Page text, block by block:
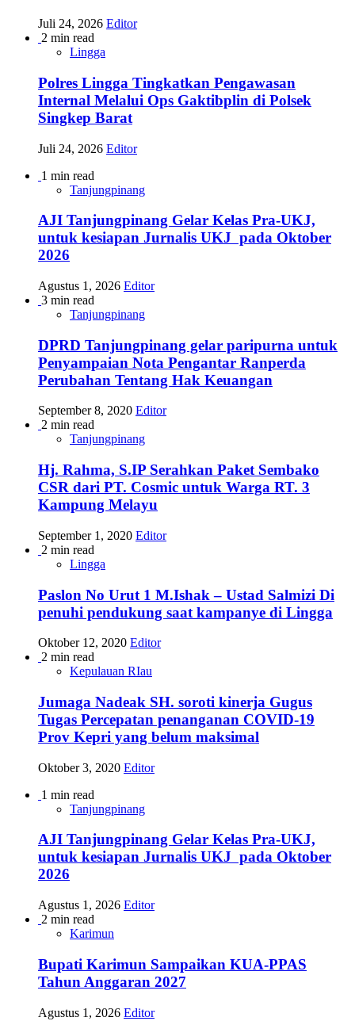
Juli 24, 2026 Editor
2 min read
Lingga
Polres Lingga Tingkatkan Pengawasan
Internal Melalui Ops Gaktibplin di Polsek
Singkep Barat
Juli 24, 2026 Editor
1 min read
Tanjungpinang
AJI Tanjungpinang Gelar Kelas Pra-UKJ,
untuk kesiapan Jurnalis UKJ pada Oktober
2026
Agustus 1, 2026 Editor
3 min read
Tanjungpinang
DPRD Tanjungpinang gelar paripurna untuk
Penyampaian Nota Pengantar Ranperda
Perubahan Tentang Hak Keuangan
September 8, 2020 Editor
2 min read
Tanjungpinang
Hj. Rahma, S.IP Serahkan Paket Sembako
CSR dari PT. Cosmic untuk Warga RT. 3
Kampung Melayu
September 1, 2020 Editor
2 min read
Lingga
Paslon No Urut 1 M.Ishak – Ustad Salmizi Di
penuhi pendukung saat kampanye di Lingga
Oktober 12, 2020 Editor
2 min read
Kepulauan RIau
Jumaga Nadeak SH. soroti kinerja Gugus
Tugas Percepatan penanganan COVID-19
Prov Kepri yang belum maksimal
Oktober 3, 2020 Editor
1 min read
Tanjungpinang
AJI Tanjungpinang Gelar Kelas Pra-UKJ,
untuk kesiapan Jurnalis UKJ pada Oktober
2026
Agustus 1, 2026 Editor
2 min read
Karimun
Bupati Karimun Sampaikan KUA-PPAS
Tahun Anggaran 2027
Agustus 1, 2026 Editor